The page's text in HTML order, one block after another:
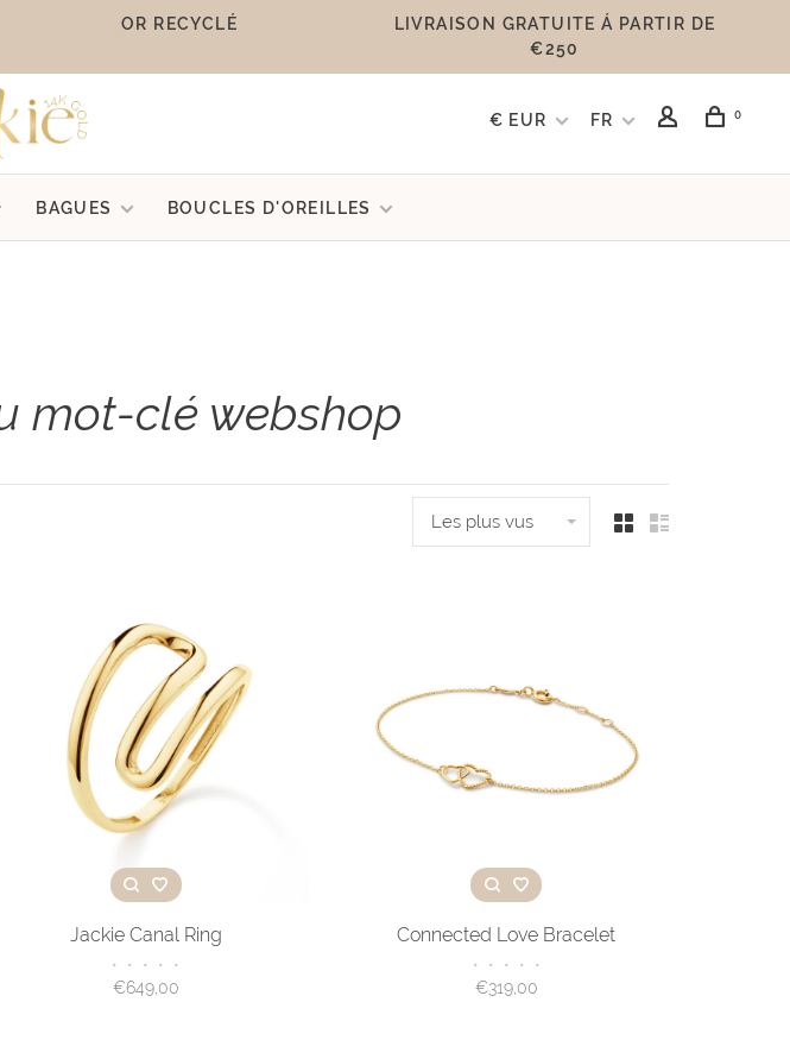
OR RECYCLÉ
LIVRAISON GRATUITE Á PARTIR DE
€250
€ EUR FR 0
BAGUES BOUCLES D'OREILLES
mot-clé webshop
Les plus vus
Jackie Canal Ring
• • • • •
€649,00
Connected Love Bracelet
• • • • •
€319,00